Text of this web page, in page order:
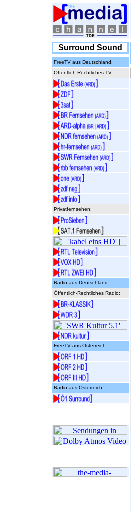
Surround Sound
FreeTV aus Deutschland:
Öffentlich-Rechtliches TV:
Privatfernsehen:
Radio aus Deutschland:
Öffentlich-Rechtliches Radio:
FreeTV aus Österreich:
Radio aus Österreich: